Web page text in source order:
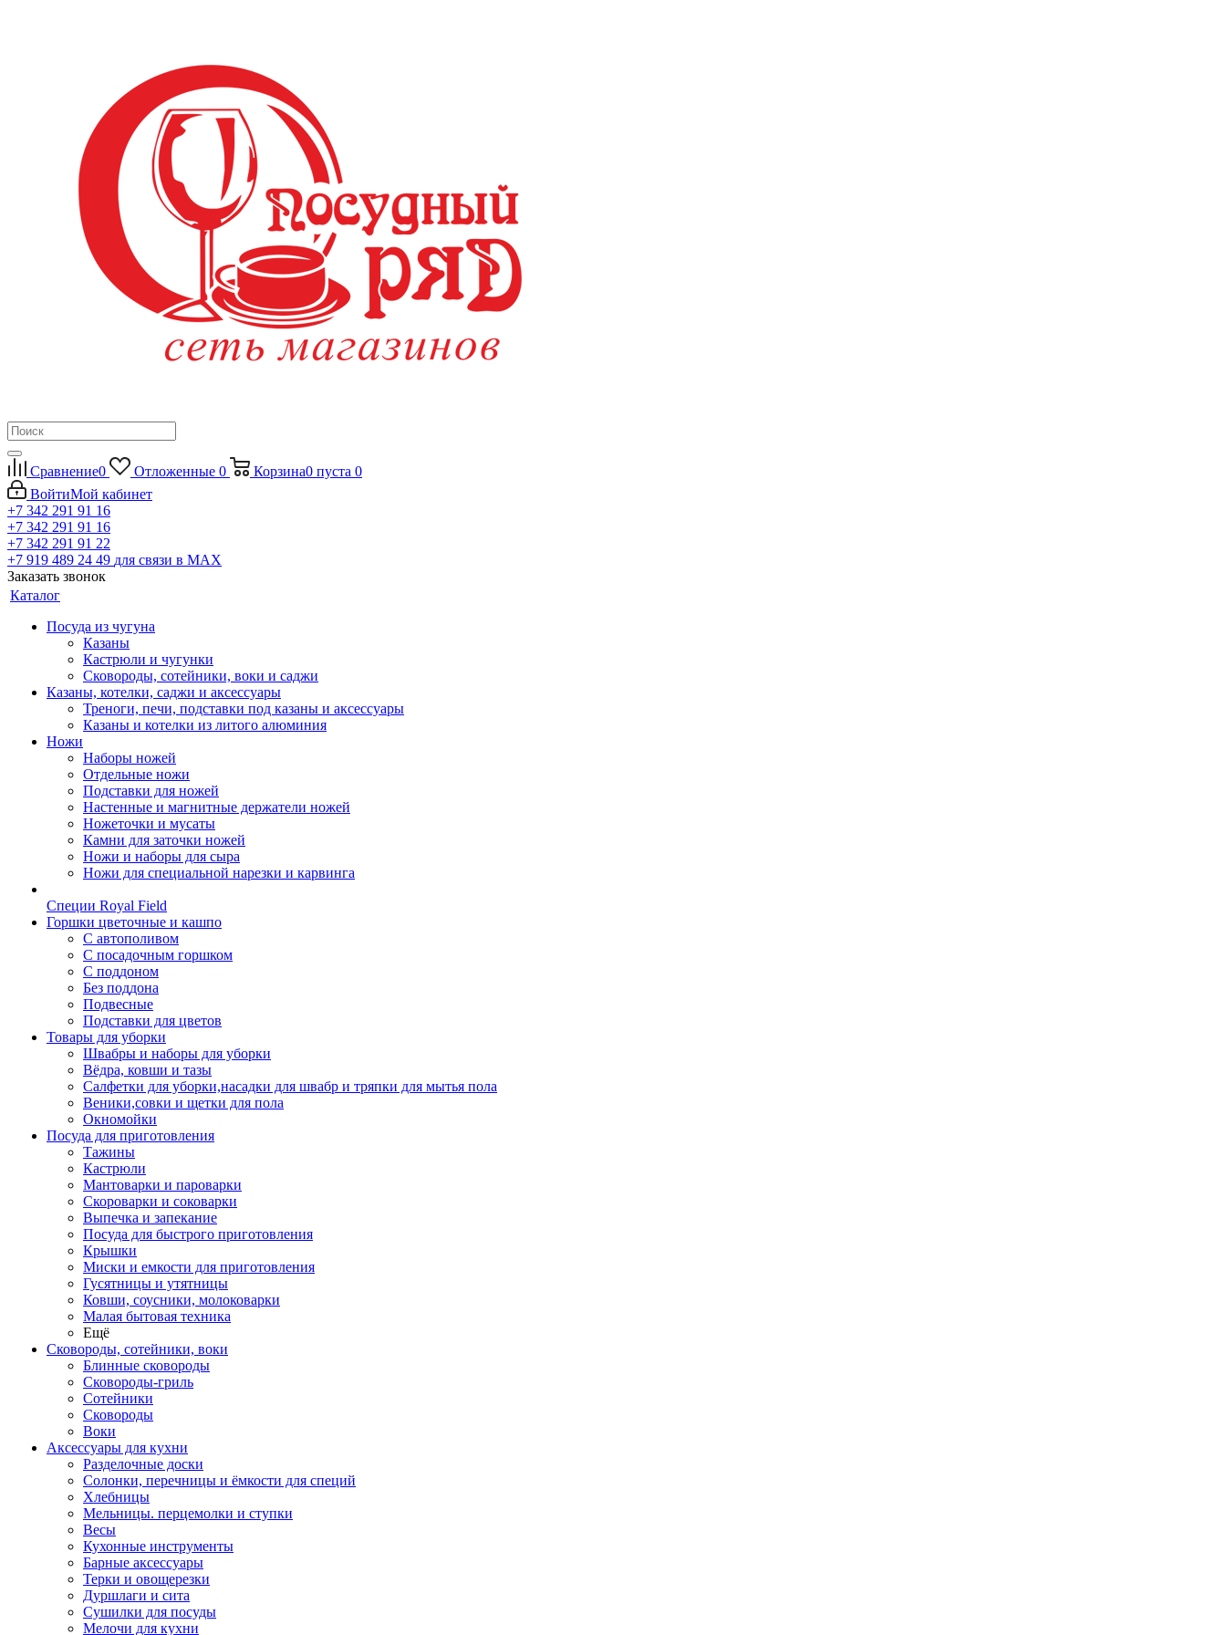
Сравнение0 Отложенные 0 Корзина0 пуста 0
ВойтиМой кабинет
+7 342 291 91 16
+7 342 291 91 16
+7 342 291 91 22
+7 919 489 24 49 для связи в МАХ
Заказать звонок
Каталог
Посуда из чугуна
Казаны
Кастрюли и чугунки
Сковороды, сотейники, воки и саджи
Казаны, котелки, саджи и аксессуары
Треноги, печи, подставки под казаны и аксессуары
Казаны и котелки из литого алюминия
Ножи
Наборы ножей
Отдельные ножи
Подставки для ножей
Настенные и магнитные держатели ножей
Ножеточки и мусаты
Камни для заточки ножей
Ножи и наборы для сыра
Ножи для специальной нарезки и карвинга
Специи Royal Field
Горшки цветочные и кашпо
С автополивом
С посадочным горшком
С поддоном
Без поддона
Подвесные
Подставки для цветов
Товары для уборки
Швабры и наборы для уборки
Вёдра, ковши и тазы
Салфетки для уборки,насадки для швабр и тряпки для мытья пола
Веники,совки и щетки для пола
Окномойки
Посуда для приготовления
Тажины
Кастрюли
Мантоварки и пароварки
Скороварки и соковарки
Выпечка и запекание
Посуда для быстрого приготовления
Крышки
Миски и емкости для приготовления
Гусятницы и утятницы
Ковши, соусники, молоковарки
Малая бытовая техника
Ещё
Сковороды, сотейники, воки
Блинные сковороды
Сковороды-гриль
Сотейники
Сковороды
Воки
Аксессуары для кухни
Разделочные доски
Солонки, перечницы и ёмкости для специй
Хлебницы
Мельницы. перцемолки и ступки
Весы
Кухонные инструменты
Барные аксессуары
Терки и овощерезки
Дуршлаги и сита
Сушилки для посуды
Мелочи для кухни